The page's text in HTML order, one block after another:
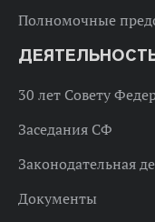
Полномочные
30 лет Совету
Заседания СФ
Законодательная
Документы